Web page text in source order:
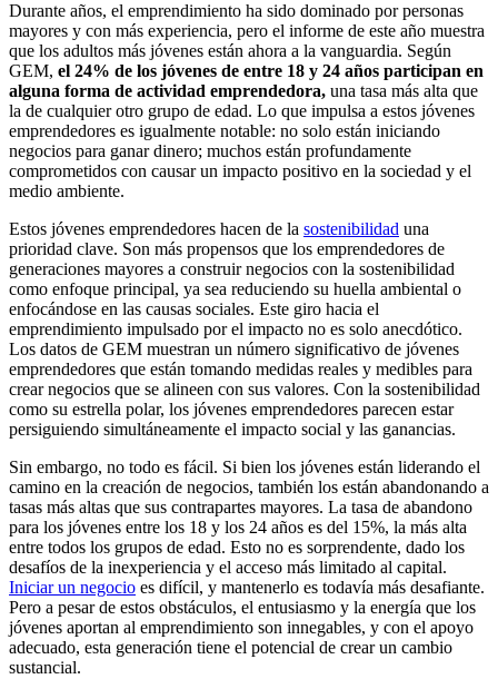
Durante años, el emprendimiento ha sido dominado por personas
mayores y con más experiencia, pero el informe de este año muestra
que los adultos más jóvenes están ahora a la vanguardia. Según
GEM, el 24% de los jóvenes de entre 18 y 24 años participan en
alguna forma de actividad emprendedora, una tasa más alta que
la de cualquier otro grupo de edad. Lo que impulsa a estos jóvenes
emprendedores es igualmente notable: no solo están iniciando
negocios para ganar dinero; muchos están profundamente
comprometidos con causar un impacto positivo en la sociedad y el
medio ambiente.
Estos jóvenes emprendedores hacen de la sostenibilidad una
prioridad clave. Son más propensos que los emprendedores de
generaciones mayores a construir negocios con la sostenibilidad
como enfoque principal, ya sea reduciendo su huella ambiental o
enfocándose en las causas sociales. Este giro hacia el
emprendimiento impulsado por el impacto no es solo anecdótico.
Los datos de GEM muestran un número significativo de jóvenes
emprendedores que están tomando medidas reales y medibles para
crear negocios que se alineen con sus valores. Con la sostenibilidad
como su estrella polar, los jóvenes emprendedores parecen estar
persiguiendo simultáneamente el impacto social y las ganancias.
Sin embargo, no todo es fácil. Si bien los jóvenes están liderando el
camino en la creación de negocios, también los están abandonando a
tasas más altas que sus contrapartes mayores. La tasa de abandono
para los jóvenes entre los 18 y los 24 años es del 15%, la más alta
entre todos los grupos de edad. Esto no es sorprendente, dado los
desafíos de la inexperiencia y el acceso más limitado al capital.
Iniciar un negocio es difícil, y mantenerlo es todavía más desafiante.
Pero a pesar de estos obstáculos, el entusiasmo y la energía que los
jóvenes aportan al emprendimiento son innegables, y con el apoyo
adecuado, esta generación tiene el potencial de crear un cambio
sustancial.